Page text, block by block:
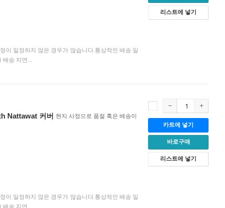
일정하지 않은 경우가 많습니다.통상적인 배송 일
배송 지연...
리스트에 넣기
Nattawat 커버 현지 사정으로 품절 혹은 배송이
일정하지 않은 경우가 많습니다.통상적인 배송 일
송 지연...
카트에 넣기
바로구매
리스트에 넣기